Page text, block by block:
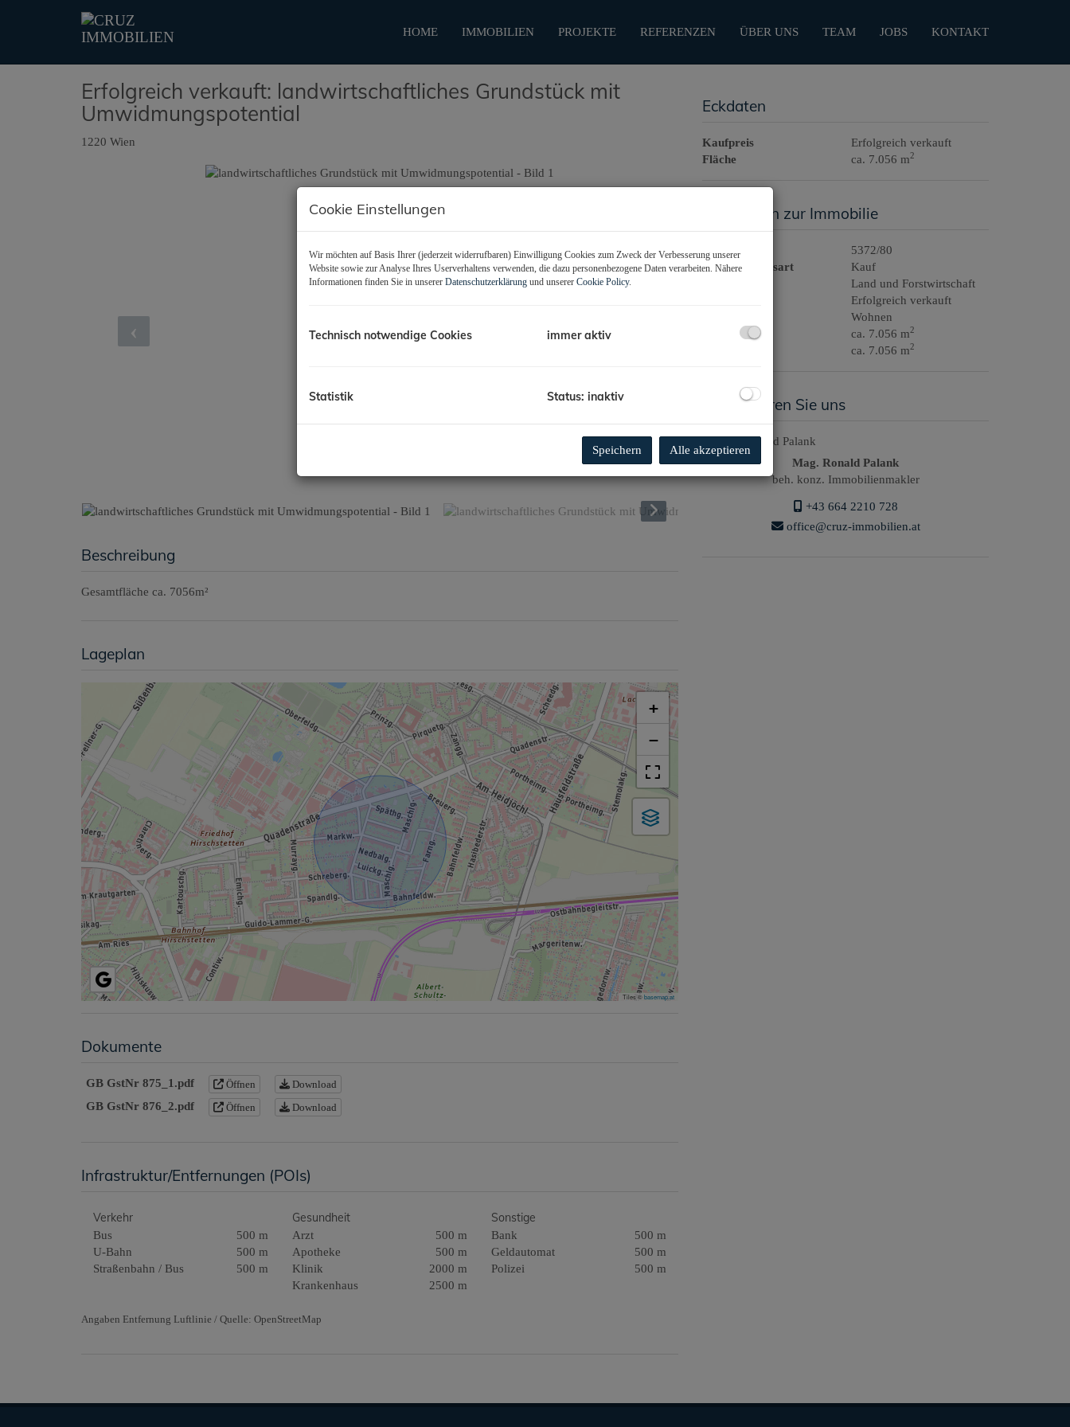
HOME IMMOBILIEN PROJEKTE REFERENZEN ÜBER UNS TEAM JOBS KONTAKT
Erfolgreich verkauft: landwirtschaftliches Grundstück mit
Umwidmungspotential
1220 Wien
Beschreibung
Gesamtfläche ca. 7056m²
Lageplan
+
−
Tiles ©basemap.at
Dokumente
GB GstNr 875_1.pdf Öffnen Download
GB GstNr 876_2.pdf Öffnen Download
Infrastruktur/Entfernungen (POIs)
Verkehr
Bus
500 m
U-Bahn
500 m
Straßenbahn / Bus
500 m
Gesundheit
Arzt
500 m
Apotheke
500 m
Klinik
2000 m
Krankenhaus
2500 m
Sonstige
Bank
500 m
Geldautomat
500 m
Polizei
500 m
Angaben Entfernung Luftlinie / Quelle: OpenStreetMap
Eckdaten
Kaufpreis
Erfolgreich verkauft
Fläche
ca. 7.056 m2
Basisdaten zur Immobilie
Objektnr.
5372/80
Vermarktungsart
Kauf
Land und Forstwirtschaft
Erfolgreich verkauft
Wohnen
ca. 7.056 m2
ca. 7.056 m2
Kontaktieren Sie uns
Mag. Ronald Palank
beh. konz. Immobilienmakler
+43 664 2210 728
office@cruz-immobilien.at
Cookie Einstellungen
Wir möchten auf Basis Ihrer (jederzeit widerrufbaren) Einwilligung Cookies zum Zweck der Verbesserung unserer
Website sowie zur Analyse Ihres Userverhaltens verwenden, die dazu personenbezogene Daten verarbeiten. Nähere
Informationen finden Sie in unserer Datenschutzerklärung und unserer Cookie Policy.
Technisch notwendige Cookies immer aktiv
Statistik Status: inaktiv
Speichern Alle akzeptieren